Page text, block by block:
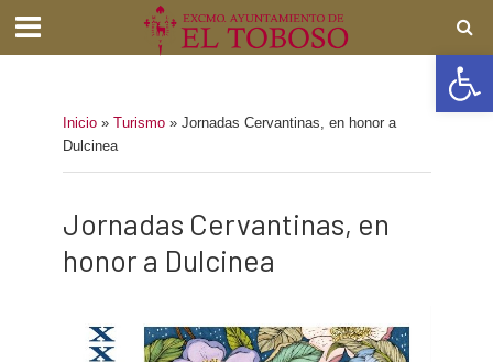
Inicio» Turismo» Jornadas Cervantinas, en honor a
Dulcinea
Jornadas Cervantinas, en
honor a Dulcinea
Abrir barra de herramientas